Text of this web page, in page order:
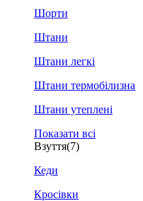
Шорти
Штани
Штани легкі
Штани термобілизна
Штани утеплені
Показати всі
Взуття(7)
Кеди
Кросівки